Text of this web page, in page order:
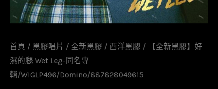
首頁 / 黑膠唱片 / 全新黑膠 / 西洋黑膠 / 【全新黑膠】好
濕的腿 Wet Leg-同名專
輯/WIGLP496/Domino/887828049615